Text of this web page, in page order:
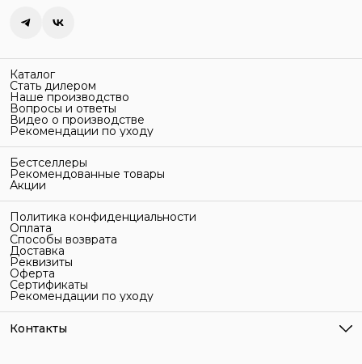
Каталог
Стать дилером
Наше производство
Вопросы и ответы
Видео о производстве
Рекомендации по уходу
Бестселлеры
Рекомендованные товары
Акции
Политика конфиденциальности
Оплата
Способы возврата
Доставка
Реквизиты
Оферта
Сертификаты
Рекомендации по уходу
Контакты